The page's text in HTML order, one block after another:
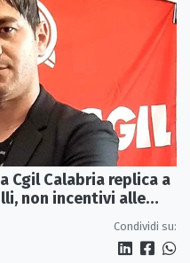
Cgil Calabria replica a
non incentivi alle
Condividi su: